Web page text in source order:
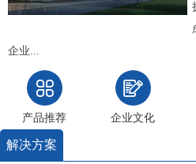
企业...
产品推荐 企业文化
解决方案